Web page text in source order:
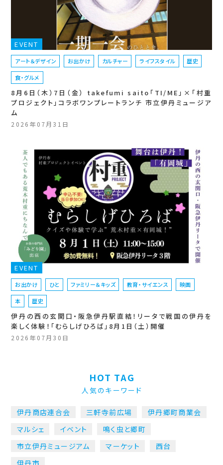
EVENT
アート＆デザイン お出かけ カルチャー ライフスタイル 歴史
食・グルメ
8月6日（木）7日（金） takefumi saito「TI/ME」×「村重
プロジェクト」コラボワンプレートランチ 市立伊丹ミュージア
ム
2026年07月31日
EVENT
お出かけ ひと ファミリー＆キッズ 教育・サイエンス 映画
本 歴史
伊丹の西の玄関口・阪急伊丹駅直結！リータで戦国の伊丹を
楽しく体験！「むらしげひろば」8月1日（土）開催
2026年07月30日
HOT TAG
人気のキーワード
伊丹商店連合会 三軒寺前広場
伊丹郷町商業会
マルシェ
イベント
鳴く虫と郷町
市立伊丹ミュージアム
マーケット
西台
伊丹市